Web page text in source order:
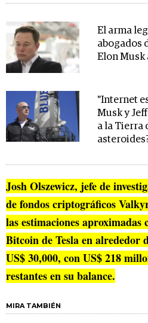
El arma
abogados
Elon Musk
"Internet
Musk y
a la Tierra
Josh Olszewicz, jefe de
de fondos criptográficos
las estimaciones aproximadas
Bitcoin de Tesla en alrededor
US$ 30,000, con US$ 218
restantes en su balance.
MIRA TAMBIÉN